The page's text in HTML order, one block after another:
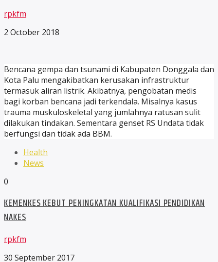
rpkfm
2 October 2018
Bencana gempa dan tsunami di Kabupaten Donggala dan
Kota Palu mengakibatkan kerusakan infrastruktur
termasuk aliran listrik. Akibatnya, pengobatan medis
bagi korban bencana jadi terkendala. Misalnya kasus
trauma muskuloskeletal yang jumlahnya ratusan sulit
dilakukan tindakan. Sementara genset RS Undata tidak
berfungsi dan tidak ada BBM.
Health
News
0
KEMENKES KEBUT PENINGKATAN KUALIFIKASI PENDIDIKAN
NAKES
rpkfm
30 September 2017